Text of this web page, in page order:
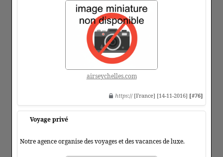
airseychelles.com
https:// [France] [14-11-2016] [#76]
Voyage privé
Notre agence organise des voyages et des vacances de luxe.